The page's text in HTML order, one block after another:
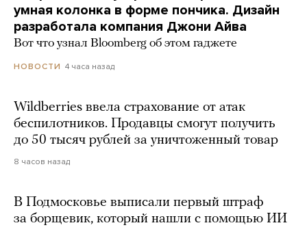
умная колонка в форме пончика. Дизайн
разработала компания Джони Айва
Вот что узнал Bloomberg об этом гаджете
НОВОСТИ 4 часа назад
Wildberries ввела страхование от атак
беспилотников. Продавцы смогут получить
до 50 тысяч рублей за уничтоженный товар
8 часов назад
В Подмосковье выписали первый штраф
за борщевик, который нашли с помощью ИИ